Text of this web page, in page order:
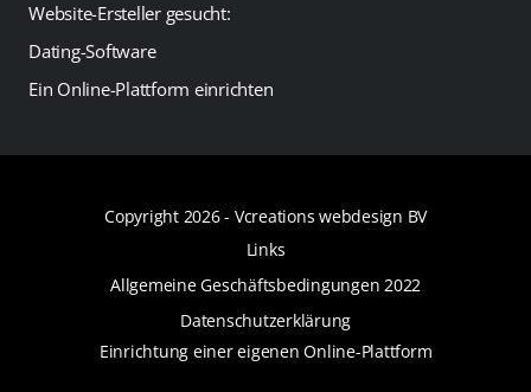
Website-Ersteller gesucht:
Dating-Software
Ein Online-Plattform einrichten
Copyright 2026 - Vcreations webdesign BV
Links
Allgemeine Geschäftsbedingungen 2022
Datenschutzerklärung
Einrichtung einer eigenen Online-Plattform